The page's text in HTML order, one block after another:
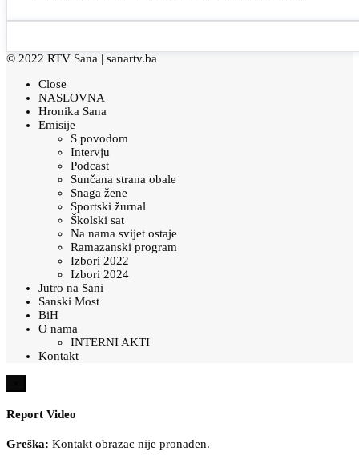
© 2022 RTV Sana | sanartv.ba
Close
NASLOVNA
Hronika Sana
Emisije
S povodom
Intervju
Podcast
Sunčana strana obale
Snaga žene
Sportski žurnal
Školski sat
Na nama svijet ostaje
Ramazanski program
Izbori 2022
Izbori 2024
Jutro na Sani
Sanski Most
BiH
O nama
INTERNI AKTI
Kontakt
Report Video
Greška: Kontakt obrazac nije pronađen.